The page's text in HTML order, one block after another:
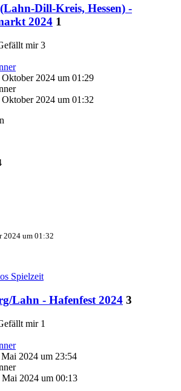
Dill-Kreis, Hessen) -
2024 1
3
Oktober 2024 um 01:29
Oktober 2024 um 01:32
2024 um 01:32
Spielzeit
Lahn - Hafenfest 2024 3
1
Mai 2024 um 23:54
Mai 2024 um 00:13